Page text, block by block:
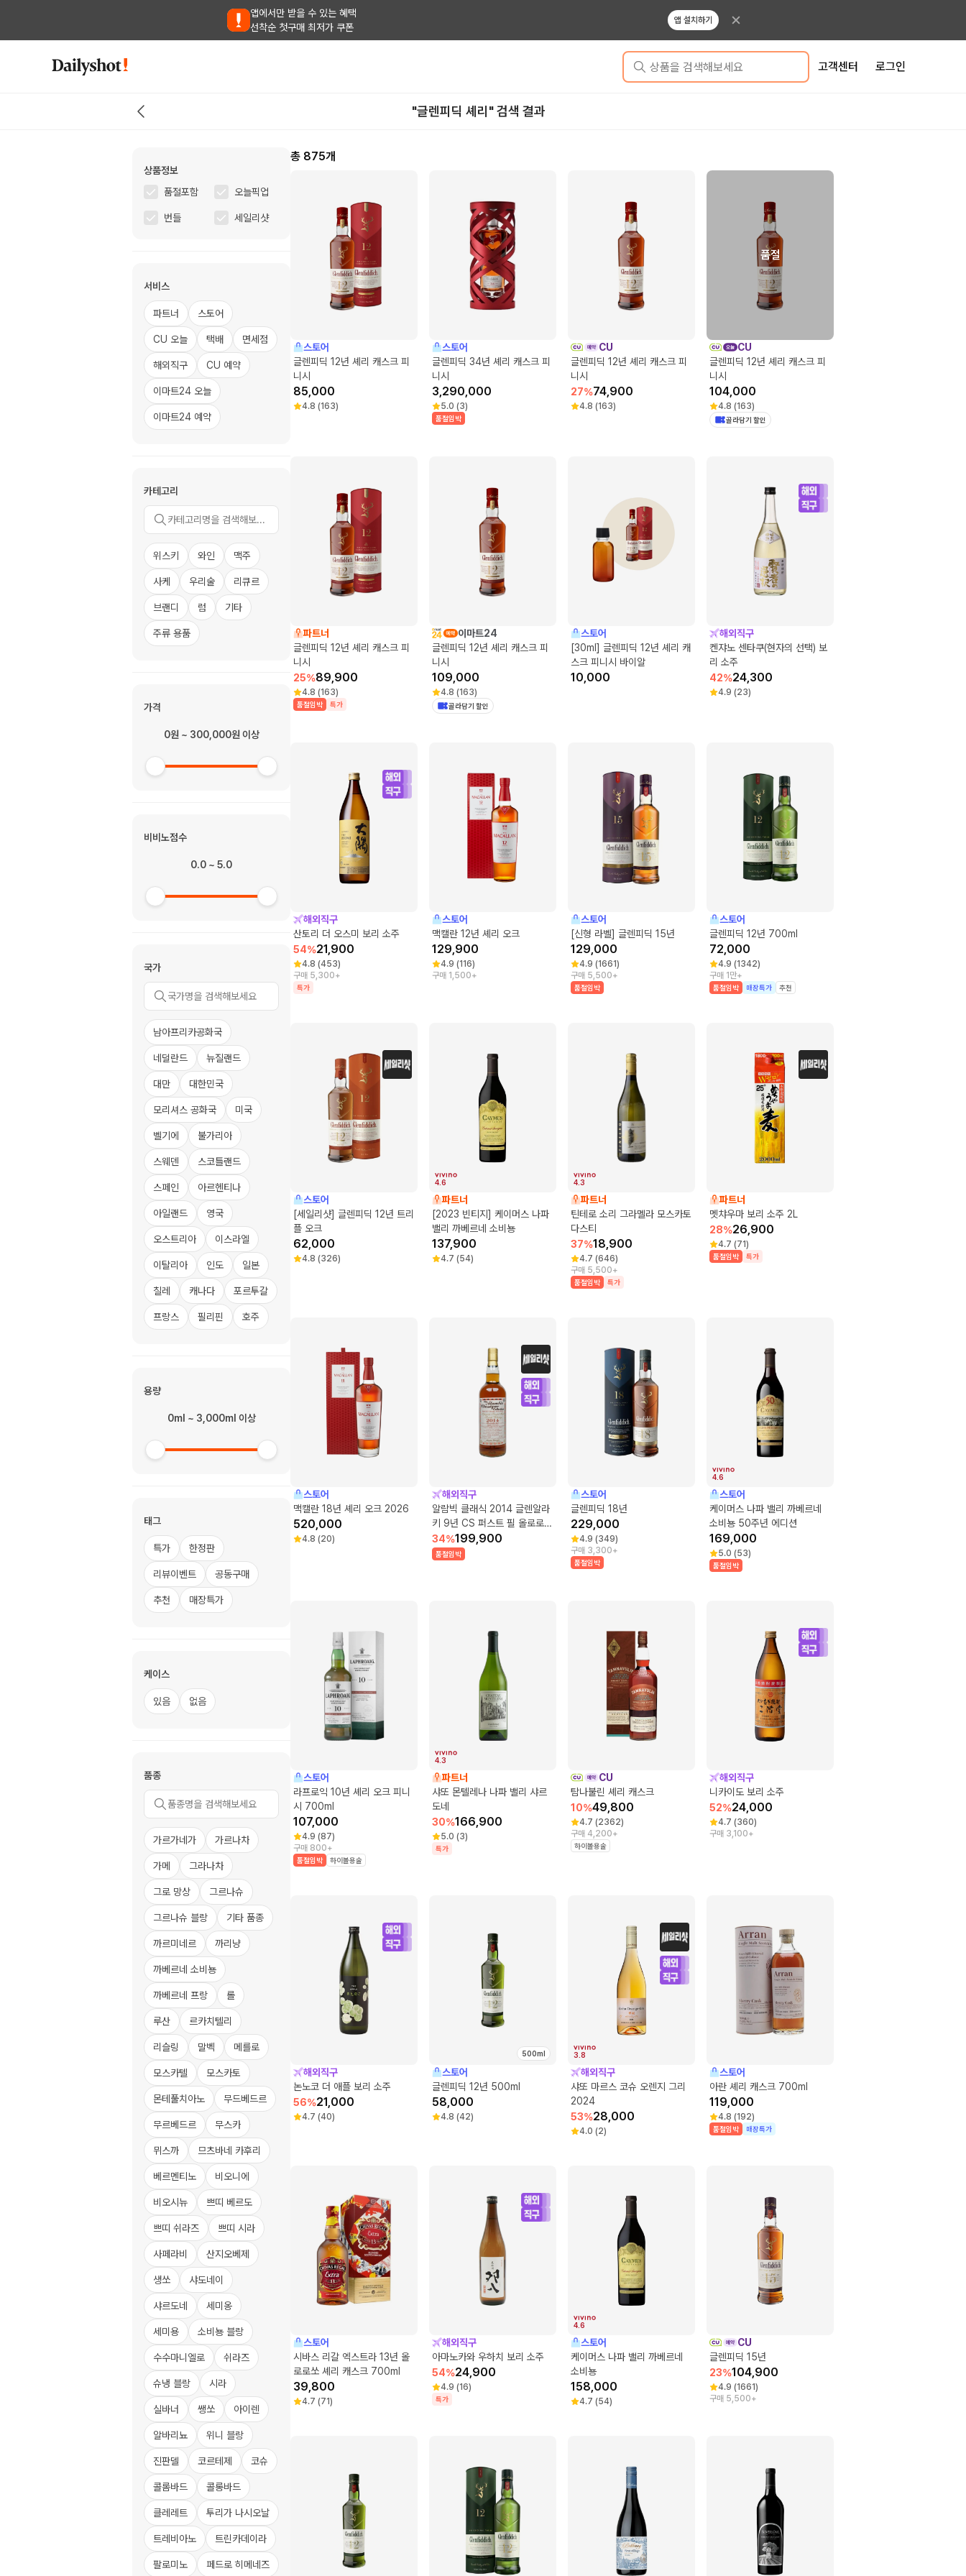
앱에서만 받을 수 있는 혜택
선착순 첫구매 최저가 쿠폰
앱 설치하기
상품을 검색해보세요 고객센터 로그인
"글렌피딕 셰리" 검색 결과
상품정보
품절포함
오늘픽업
번들 세일리샷
서비스
파트너 스토어
CU 오늘 택배 면세점
해외직구 CU 예약
이마트24 오늘
이마트24 예약
카테고리
위스키 와인 맥주
사케 우리술 리큐르
브랜디 럼 기타
주류 용품
가격
0원 ~ 300,000원 이상
비비노점수
0.0 ~ 5.0
국가
남아프리카공화국
네덜란드 뉴질랜드
대만 대한민국
모리셔스 공화국 미국
벨기에 불가리아
스웨덴 스코틀랜드
스페인 아르헨티나
아일랜드 영국
오스트리아 이스라엘
이탈리아 인도 일본
칠레 캐나다 포르투갈
프랑스 필리핀 호주
용량
0ml ~ 3,000ml 이상
태그
특가 한정판
리뷰이벤트 공동구매
추천 매장특가
케이스
있음 없음
품종
가르가네가 가르나차
가메 그라나차
그로 망상 그르나슈
그르나슈 블랑 기타 품종
까르미네르 까리냥
까베르네 소비뇽
까베르네 프랑 롤
루산 르카치텔리
리슬링 말벡 메를로
모스카텔 모스카토
몬테풀치아노 무드베드르
무르베드르 무스카
뮈스까 므츠바네 카후리
베르멘티노 비오니에
비오시뉴 쁘띠 베르도
쁘띠 쉬라즈 쁘띠 시라
사페라비 산지오베제
생쏘 샤도네이
샤르도네 세미옹
세미용 소비뇽 블랑
수수마니엘로 쉬라즈
슈냉 블랑 시라
실바너 쌩쏘 아이렌
알바리뇨 위니 블랑
진판델 코르테제 코슈
콜롬바드 콜롱바드
클레레트 투리가 나시오날
트레비아노 트린카데이라
팔로미노 페드로 히메네즈
총 875개
스토어
글렌피딕 12년 셰리 캐스크 피
니시
85,000
4.8 (163)
스토어
글렌피딕 34년 셰리 캐스크 피
니시
3,290,000
5.0 (3)
품절임박
CU
글렌피딕 12년 셰리 캐스크 피
니시
27%74,900
4.8 (163)
품절
CU
글렌피딕 12년 셰리 캐스크 피
니시
104,000
4.8 (163)
골라담기 할인
파트너
글렌피딕 12년 셰리 캐스크 피
니시
25%89,900
4.8 (163)
품절임박 특가
이마트24
글렌피딕 12년 셰리 캐스크 피
니시
109,000
4.8 (163)
골라담기 할인
스토어
[30ml] 글렌피딕 12년 셰리 캐
스크 피니시 바이알
10,000
해외직구
켄쟈노 센타쿠(현자의 선택) 보
리 소주
42%24,300
4.9 (23)
해외직구
산토리 더 오스미 보리 소주
54%21,900
4.8 (453)
구매 5,300+
특가
스토어
맥캘란 12년 셰리 오크
129,900
4.9 (116)
구매 1,500+
스토어
[신형 라벨] 글렌피딕 15년
129,000
4.9 (1661)
구매 5,500+
품절임박
스토어
글렌피딕 12년 700ml
72,000
4.9 (1342)
구매 1만+
품절임박 매장특가 추천
스토어
[세일리샷] 글렌피딕 12년 트리
플 오크
62,000
4.8 (326)
4.6
파트너
[2023 빈티지] 케이머스 나파
밸리 까베르네 소비뇽
137,900
4.7 (54)
4.3
파트너
틴테로 소리 그라멜라 모스카토
다스티
37%18,900
4.7 (646)
구매 5,500+
품절임박 특가
파트너
멧챠우마 보리 소주 2L
28%26,900
4.7 (71)
품절임박 특가
스토어
맥캘란 18년 셰리 오크 2026
520,000
4.8 (20)
해외직구
알람빅 클래식 2014 글렌알라
키 9년 CS 퍼스트 필 올로로쏘
셰리 벗
34%199,900
품절임박
스토어
글렌피딕 18년
229,000
4.9 (349)
구매 3,300+
품절임박
4.6
스토어
케이머스 나파 밸리 까베르네
소비뇽 50주년 에디션
169,000
5.0 (53)
품절임박
스토어
라프로익 10년 셰리 오크 피니
시 700ml
107,000
4.9 (87)
구매 800+
품절임박 하이볼용술
4.3
파트너
샤또 몬텔레나 나파 밸리 샤르
도네
30%166,900
5.0 (3)
특가
CU
탐나불린 셰리 캐스크
10%49,800
4.7 (2362)
구매 4,200+
하이볼용술
해외직구
니카이도 보리 소주
52%24,000
4.7 (360)
구매 3,100+
해외직구
논노코 더 애플 보리 소주
56%21,000
4.7 (40)
500ml
스토어
글렌피딕 12년 500ml
58,000
4.8 (42)
3.8
해외직구
샤또 마르스 코슈 오렌지 그리
2024
53%28,000
4.0 (2)
스토어
아란 셰리 캐스크 700ml
119,000
4.8 (192)
품절임박 매장특가
스토어
시바스 리갈 엑스트라 13년 올
로로쏘 셰리 캐스크 700ml
39,800
4.7 (71)
해외직구
아마노카와 우하치 보리 소주
54%24,900
4.9 (16)
특가
4.6
스토어
케이머스 나파 밸리 까베르네
소비뇽
158,000
4.7 (54)
CU
글렌피딕 15년
23%104,900
4.9 (1661)
구매 5,500+